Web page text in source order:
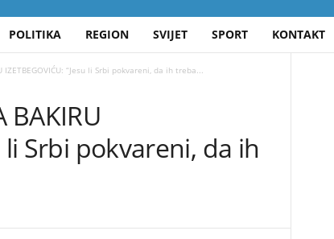
POLITIKA REGION SVIJET SPORT KONTAKT
IZETBEGOVIĆU: “Jesu li Srbi pokvareni, da ih treba...
BAKIRU
li Srbi pokvareni, da ih